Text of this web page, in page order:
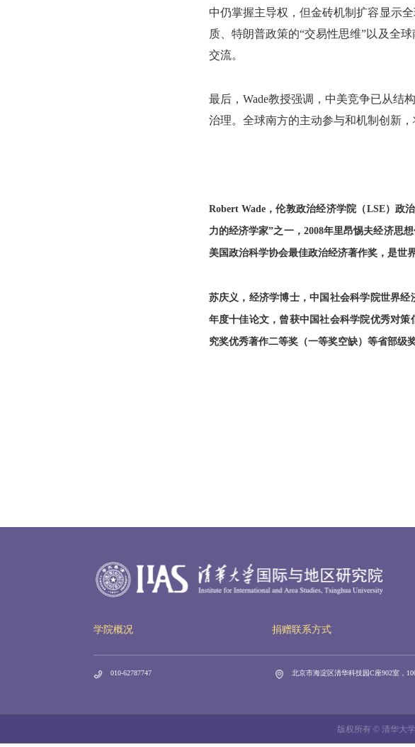
中仍掌握主导权，但金砖机制扩容显示
质、特朗普政策的“交易性思维”以及全
交流。
最后，Wade教授强调，中美竞争已从结
治理。全球南方的主动参与和机制创新，
Robert Wade，伦敦政治经济学院（LSE）政
力的经济学家”之一，2008年里昂惕夫经济思
美国政治科学协会最佳政治经济著作奖，是世
苏庆义，经济学博士，中国社会科学院世界经
年度十佳论文，曾获中国社会科学院优秀对
究奖优秀著作二等奖（一等奖空缺）等省部级奖
学院概况 捐赠联系方式
010-62787747 北京市海淀区清华科技园C座902室，
版权所有 © 清华大